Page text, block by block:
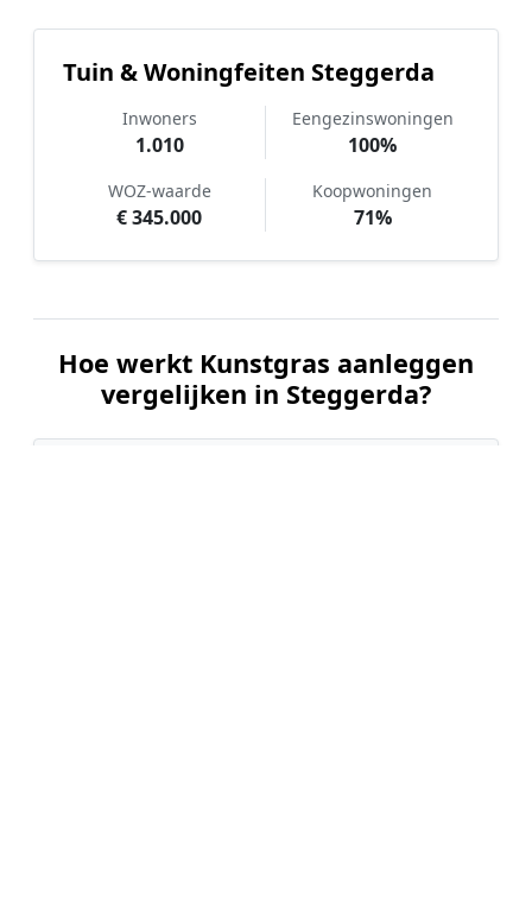
Tuin & Woningfeiten Steggerda
Inwoners
1.010
Eengezinswoningen
100%
WOZ-waarde
€ 345.000
Koopwoningen
71%
Hoe werkt Kunstgras aanleggen
vergelijken in Steggerda?